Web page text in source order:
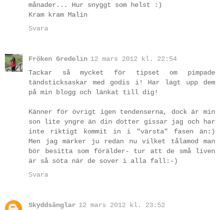
månader... Hur snyggt som helst :)
Kram kram Malin
Svara
Fröken Gredelin 12 mars 2012 kl. 22:54
Tackar så mycket för tipset om pimpade
tändsticksaskar med godis i! Har lagt upp dem
på min blogg och länkat till dig!
Känner för övrigt igen tendenserna, dock är min
son lite yngre än din dotter gissar jag och har
inte riktigt kommit in i "värsta" fasen än:)
Men jag märker ju redan nu vilket tålamod man
bör besitta som förälder- tur att de små liven
är så söta när de sover i alla fall:-)
Svara
Skyddsänglar 12 mars 2012 kl. 23:52